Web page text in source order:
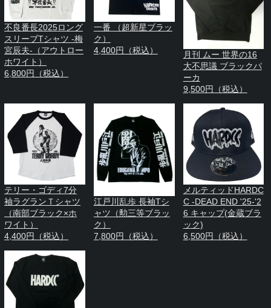
不良番長2025ロング
スリーブTシャツ -梅
宮辰夫-（アウトロー
ホワイト）
6,800円（税込）
一番 （超新星ブラッ
ク）
4,400円（税込）
月刊 ムー 世界の16
大不思議 ブラックパ
ーカ
9,500円（税込）
テリー・ゴディ7分
袖ラグランＴシャツ
（南部ブラック×ホ
ワイト）
4,400円（税込）
江戸川乱歩 長袖Tシ
ャツ（勲三等ブラッ
ク）
7,800円（税込）
メルティッドHARDC
C -DEAD END '25-'2
6 キャップ(金蔵ブラ
ック)
6,500円（税込）